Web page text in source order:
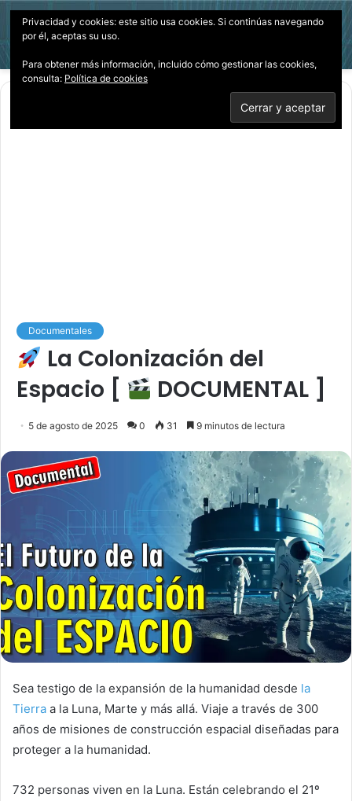
Menú
Documentales
La Colonización del
Espacio [
DOCUMENTAL ]
5 de agosto de 2025 0 31 9 minutos de lectura
Sea testigo de la expansión de la humanidad desde la
Tierra a la Luna, Marte y más allá. Viaje a través de 300
años de misiones de construcción espacial diseñadas para
proteger a la humanidad.
732 personas viven en la Luna. Están celebrando el 21º
Privacidad y cookies: este sitio usa cookies. Si continúas navegando
por él, aceptas su uso.
Para obtener más información, incluido cómo gestionar las cookies,
consulta: Política de cookies